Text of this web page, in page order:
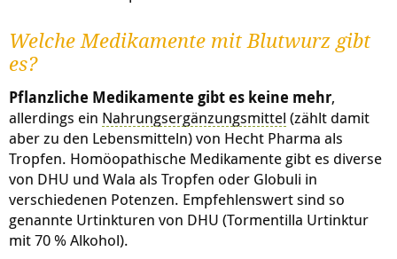
Welche Medikamente mit Blutwurz gibt
es?
Pflanzliche Medikamente gibt es keine mehr,
allerdings ein Nahrungsergänzungsmittel (zählt damit
aber zu den Lebensmitteln) von Hecht Pharma als
Tropfen. Homöopathische Medikamente gibt es diverse
von DHU und Wala als Tropfen oder Globuli in
verschiedenen Potenzen. Empfehlenswert sind so
genannte Urtinkturen von DHU (Tormentilla Urtinktur
mit 70 % Alkohol).